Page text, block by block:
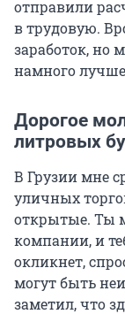
отправили
в трудовую.
заработок, но
намного
Дорогое
литровых
В Грузии мне
уличных
открытые. Ты
компании, и
окликнет,
могут быть
заметил, что